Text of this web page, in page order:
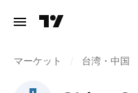
マーケット 台湾・中国